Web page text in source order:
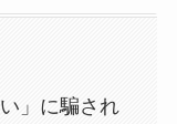
」に騙され